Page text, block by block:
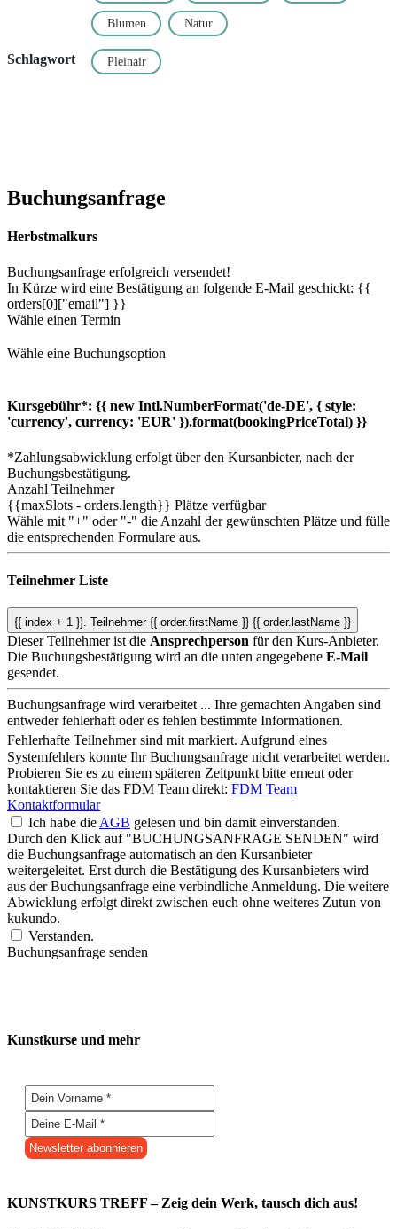
Blumen Natur
Schlagwort Pleinair
Buchungsanfrage
Herbstmalkurs
Buchungsanfrage erfolgreich versendet!
In Kürze wird eine Bestätigung an folgende E-Mail geschickt: {{
orders[0]["email"] }}
Wähle einen Termin
Wähle eine Buchungsoption
Kursgebühr*: {{ new Intl.NumberFormat('de-DE', { style:
'currency', currency: 'EUR' }).format(bookingPriceTotal) }}
*Zahlungsabwicklung erfolgt über den Kursanbieter, nach der
Buchungsbestätigung.
Anzahl Teilnehmer
{{maxSlots - orders.length}} Plätze verfügbar
Wähle mit "+" oder "-" die Anzahl der gewünschten Plätze und fülle
die entsprechenden Formulare aus.
Teilnehmer Liste
{{ index + 1 }}. Teilnehmer {{ order.firstName }} {{ order.lastName }}
Dieser Teilnehmer ist die Ansprechperson für den Kurs-Anbieter.
Die Buchungsbestätigung wird an die unten angegebene E-Mail
gesendet.
Buchungsanfrage wird verarbeitet ... Ihre gemachten Angaben sind
entweder fehlerhaft oder es fehlen bestimmte Informationen.
Fehlerhafte Teilnehmer sind mit markiert. Aufgrund eines
Systemfehlers konnte Ihr Buchungsanfrage nicht verarbeitet werden.
Probieren Sie es zu einem späteren Zeitpunkt bitte erneut oder
kontaktieren Sie das FDM Team direkt: FDM Team
Kontaktformular
Ich habe die AGB gelesen und bin damit einverstanden.
Durch den Klick auf "BUCHUNGSANFRAGE SENDEN" wird
die Buchungsanfrage automatisch an den Kursanbieter
weitergeleitet. Erst durch die Bestätigung des Kursanbieters wird
aus der Buchungsanfrage eine verbindliche Anmeldung. Die weitere
Abwicklung erfolgt direkt zwischen euch ohne weiteres Zutun von
kukundo.
Verstanden.
Buchungsanfrage senden
Kunstkurse und mehr
KUNSTKURS TREFF – Zeig dein Werk, tausch dich aus!